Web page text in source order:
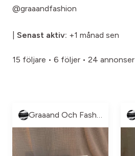
@graaandfashion
Senast aktiv: +1 månad sen
15 följare • 6 följer • 24 annonser
Graaand Och Fashion